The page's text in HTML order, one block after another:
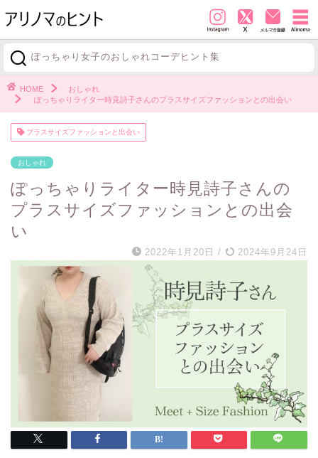
ぽっちゃり女子のおしゃれコーデヒント集
HOME
おしゃれ
ぽっちゃりライター時見詩子さんのプラスサイズファッションとの出会い
プラスサイズファッションと出会い
おしゃれ
ぽっちゃりライター時見詩子さんの
プラスサイズファッションとの出会
い
2022年1月20日 / 2024年9月24日